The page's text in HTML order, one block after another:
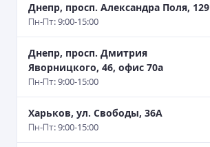
Днепр, просп. Александра Поля, 129
Пн-Пт: 9:00-15:00
Днепр, просп. Дмитрия
Яворницкого, 46, офис 70а
Пн-Пт: 9:00-15:00
Харьков, ул. Свободы, 36А
Пн-Пт: 9:00-15:00